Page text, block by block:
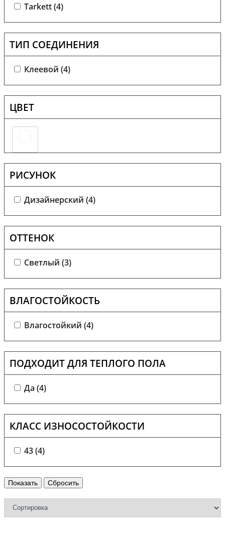
Tarkett (4)
ТИП СОЕДИНЕНИЯ
Клеевой (4)
ЦВЕТ
РИСУНОК
Дизайнерский (4)
ОТТЕНОК
Светлый (3)
ВЛАГОСТОЙКОСТЬ
Влагостойкий (4)
ПОДХОДИТ ДЛЯ ТЕПЛОГО ПОЛА
Да (4)
КЛАСС ИЗНОСОСТОЙКОСТИ
43 (4)